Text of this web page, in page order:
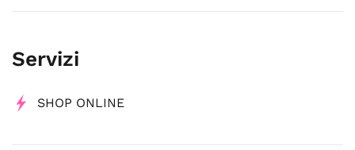
Servizi
SHOP ONLINE